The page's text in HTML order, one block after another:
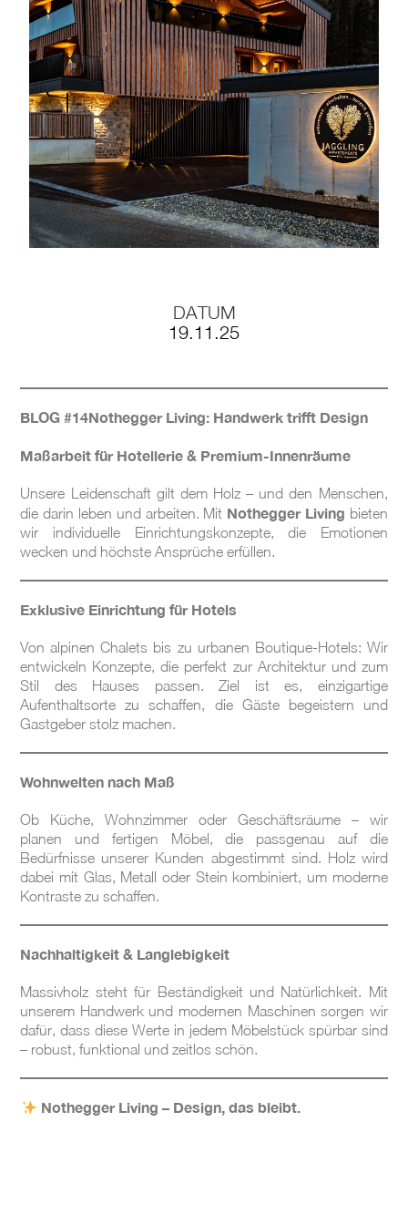
Kataloge
Daten-Manager
BLOG #23 – Nothegger
Living: Tradition trifft
Living: Maßarbeit für
einzigartige Projekte
BLOG #20 – Nothegger
Hotelinterieurs
BLOG #19 – Nothegger
Living: Räume mit
Persönlichkeit
DATUM
19.11.25
BLOG #14Nothegger Living: Handwerk trifft Design
Maßarbeit für Hotellerie & Premium-Innenräume
Unsere Leidenschaft gilt dem Holz – und den Menschen,
die darin leben und arbeiten. Mit Nothegger Living bieten
wir individuelle Einrichtungskonzepte, die Emotionen
wecken und höchste Ansprüche erfüllen.
Exklusive Einrichtung für Hotels
Von alpinen Chalets bis zu urbanen Boutique-Hotels: Wir
entwickeln Konzepte, die perfekt zur Architektur und zum
Stil des Hauses passen. Ziel ist es, einzigartige
Aufenthaltsorte zu schaffen, die Gäste begeistern und
Gastgeber stolz machen.
Wohnwelten nach Maß
Ob Küche, Wohnzimmer oder Geschäftsräume – wir
planen und fertigen Möbel, die passgenau auf die
Bedürfnisse unserer Kunden abgestimmt sind. Holz wird
dabei mit Glas, Metall oder Stein kombiniert, um moderne
Kontraste zu schaffen.
Nachhaltigkeit & Langlebigkeit
Massivholz steht für Beständigkeit und Natürlichkeit. Mit
unserem Handwerk und modernen Maschinen sorgen wir
dafür, dass diese Werte in jedem Möbelstück spürbar sind
– robust, funktional und zeitlos schön.
Nothegger Living – Design, das bleibt.